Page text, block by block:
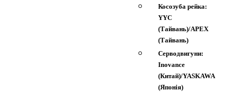
Косозуба рейка:
YYC
(Тайвань)/APEX
(Тайвань)
Серводвигуни:
Inovance
(Китай)/YASKAWA
(Японія)